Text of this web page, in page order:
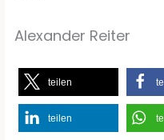
Alexander Reiter
teilen
teilen